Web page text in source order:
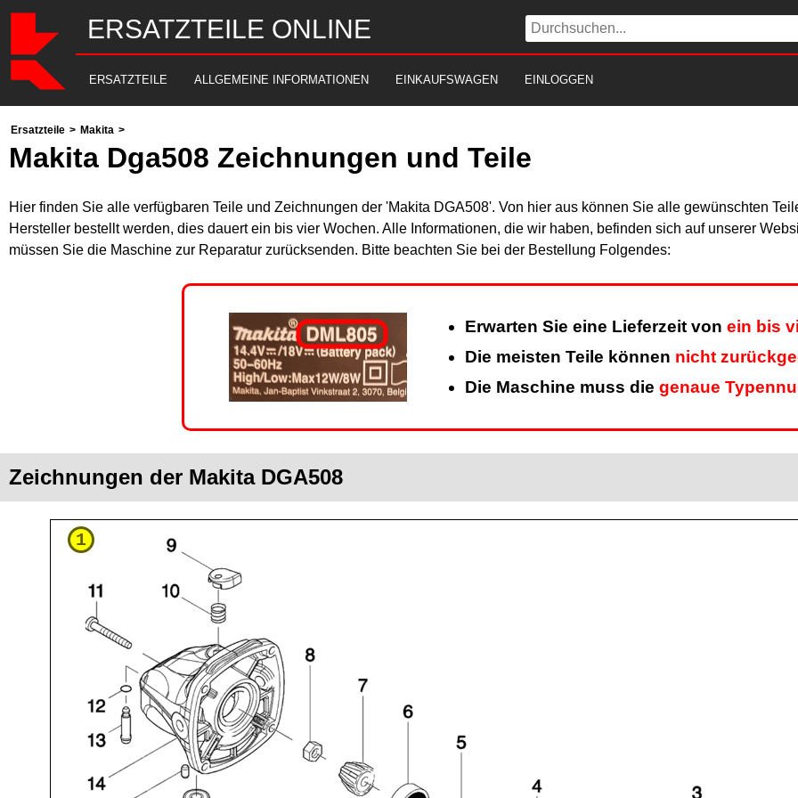
ERSATZTEILE ONLINE
ERSATZTEILE ALLGEMEINE INFORMATIONEN EINKAUFSWAGEN EINLOGGEN
Ersatzteile > Makita >
Makita Dga508 Zeichnungen und Teile
Hier finden Sie alle verfügbaren Teile und Zeichnungen der 'Makita DGA508'. Von hier aus können Sie alle gewünschten
Hersteller bestellt werden, dies dauert ein bis vier Wochen. Alle Informationen, die wir haben, befinden sich auf unserer
müssen Sie die Maschine zur Reparatur zurücksenden. Bitte beachten Sie bei der Bestellung Folgendes:
Erwarten Sie eine Lieferzeit von ein bis
Die meisten Teile können nicht
Die Maschine muss die genaue
Zeichnungen der Makita DGA508
1